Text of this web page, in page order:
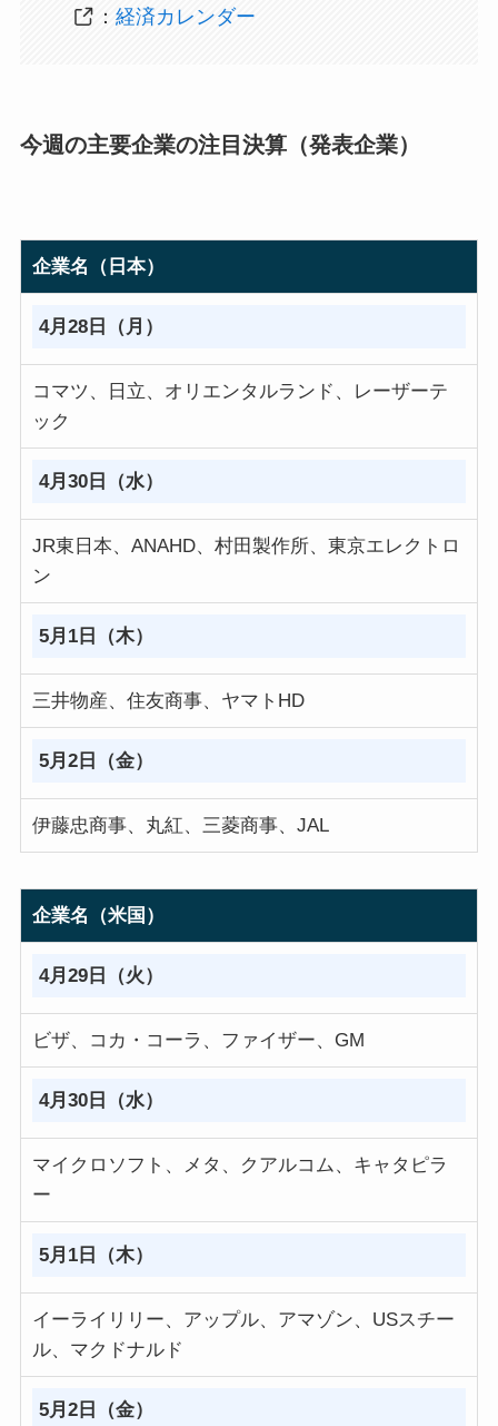
：経済カレンダー
今週の主要企業の注目決算（発表企業）
企業名（日本）
4月28日（月）
コマツ、日立、オリエンタルランド、レーザーテ
ック
4月30日（水）
JR東日本、ANAHD、村田製作所、東京エレクトロ
ン
5月1日（木）
三井物産、住友商事、ヤマトHD
5月2日（金）
伊藤忠商事、丸紅、三菱商事、JAL
企業名（米国）
4月29日（火）
ビザ、コカ・コーラ、ファイザー、GM
4月30日（水）
マイクロソフト、メタ、クアルコム、キャタピラ
ー
5月1日（木）
イーライリリー、アップル、アマゾン、USスチー
ル、マクドナルド
5月2日（金）